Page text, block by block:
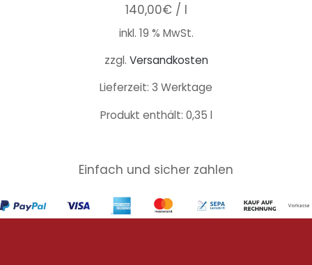
140,00€/ l
inkl. 19 % MwSt.
zzgl. Versandkosten
Lieferzeit: 3 Werktage
Produkt enthält: 0,35 l
Einfach und sicher zahlen